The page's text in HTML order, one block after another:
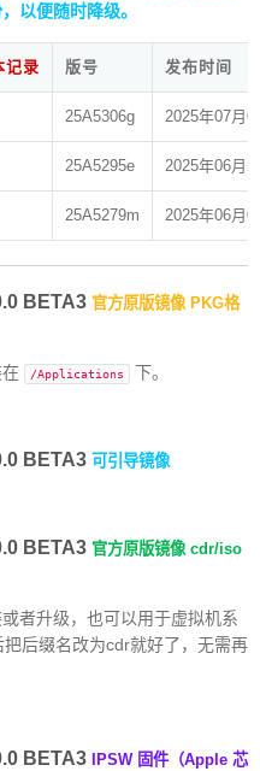
以便随时降级。
记录 版号 发布时间
25A5306g 2025年07月
25A5295e 2025年06月
25A5279m 2025年06月
BETA3 官方原版镜像 PKG格
/Applications 下。
BETA3 可引导镜像
BETA3 官方原版镜像 cdr/iso
者升级，也可以用于虚拟机系
后缀名改为cdr就好了，无需再
BETA3
IPSW 固件（Apple 芯